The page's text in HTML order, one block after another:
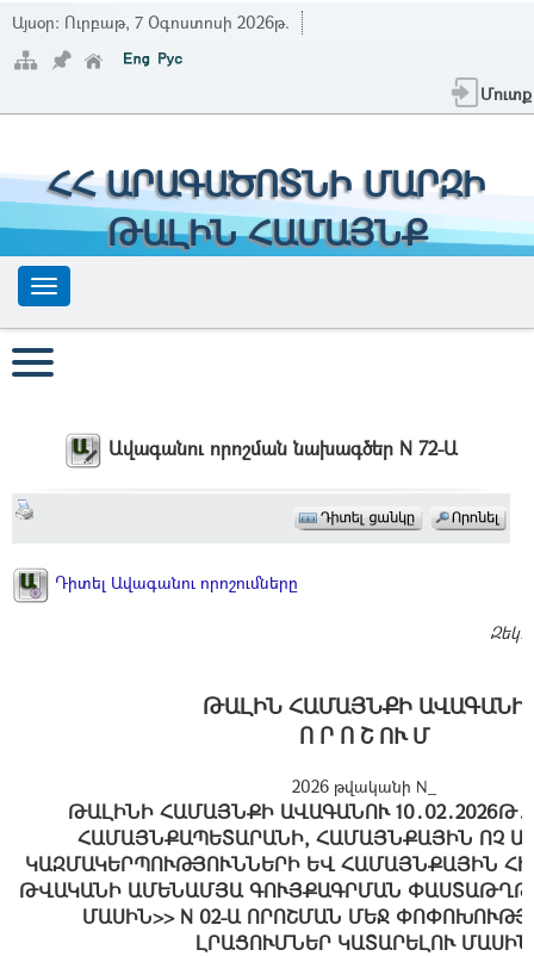
Այսօր: Ուրբաթ, 7 Օգոստոսի 2026թ.
Մուտք
ՀՀ ԱՐԱԳԱԾՈՏՆԻ ՄԱՐԶԻ
ԹԱԼԻՆ ՀԱՄԱՅՆՔ
Ավագանու որոշման նախագծեր N 72-Ա
Դիտել Ավագանու որոշումները
Զեկ.
ԹԱԼԻՆ ՀԱՄԱՅՆՔԻ ԱՎԱԳԱՆԻ
Ո Ր Ո Շ ՈՒ Մ
2026 թվականի N_
ԹԱԼԻՆԻ ՀԱՄԱՅՆՔԻ ԱՎԱԳԱՆՈՒ
ՀԱՄԱՅՆՔԱՊԵՏԱՐԱՆԻ, ՀԱՄԱՅՆՔԱՅԻՆ ՈՉ
ԿԱԶՄԱԿԵՐՊՈՒԹՅՈՒՆՆԵՐԻ ԵՎ ՀԱՄԱՅՆՔԱՅԻՆ
ԹՎԱԿԱՆԻ ԱՄԵՆԱՄՅԱ ԳՈՒՅՔԱԳՐՄԱՆ
ՄԱՍԻՆ>> N 02-Ա ՈՐՈՇՄԱՆ ՄԵՋ
ԼՐԱՑՈՒՄՆԵՐ ԿԱՏԱՐԵԼՈՒ ՄԱՍԻՆ